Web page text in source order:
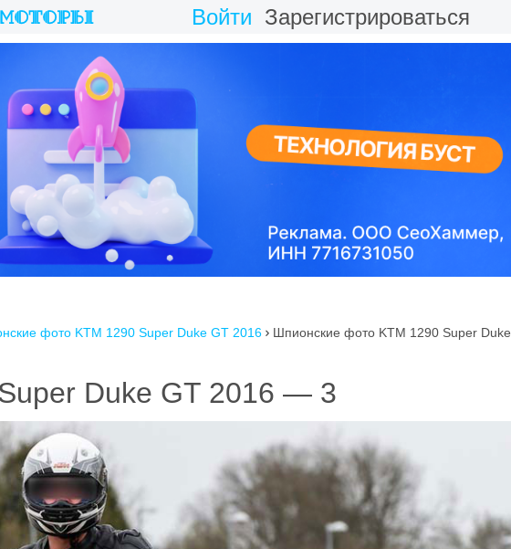
Войти Зарегистрироваться
фото KTM 1290 Super Duke GT 2016  Шпионские фото KTM 1290 Super Duke
Duke GT 2016 — 3